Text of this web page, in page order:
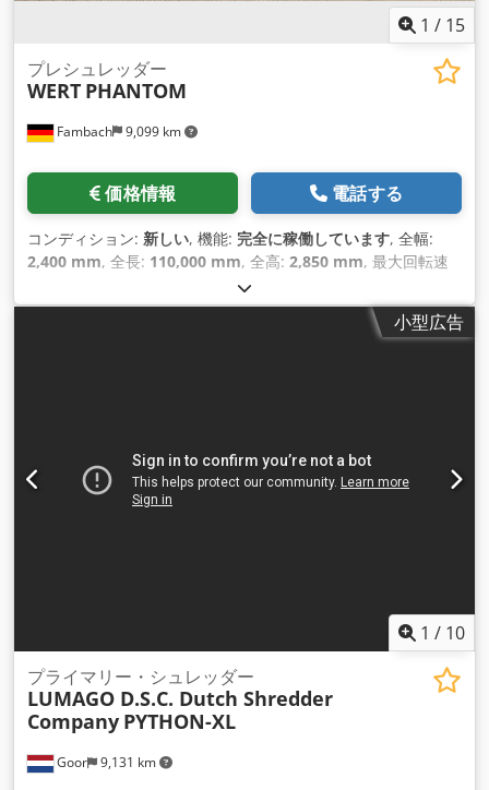
1 / 15
Fambach 9,099 km
プレシュレッダー
WERT PHANTOM
価格情報 電話する
コンディション: 新しい, 機能: 完全に稼働しています, 全幅:
2,400 mm, 全長: 110,000 mm, 全高: 2,850 mm, 最大回転速
20,000 kg（キログラム）
209.62 キロワット (285.00 馬力), 輸送長さ:10,500 mm, 輸送
回転速度無段階可変,
Csdpfx Ahetty Hhemsha 油圧： リンデ ベルト幅： 1000mm
排出高さ: 3300 mm マグネット オプション スパイラルファ
ン：標準 無線: 標準 散水：標準 重量：20トン 寸法 L/W/H :
小型広告
1 / 10
Goor 9,131 km
プライマリー・シュレッダー
LUMAGO D.S.C. Dutch Shredder
Company PYTHON-XL